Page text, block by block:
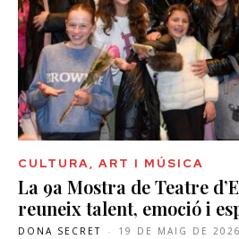
CULTURA, ART I MÚSICA
La 9a Mostra de Teatre
reuneix talent, emoció i
DONA SECRET - 19 DE MAIG DE 2026